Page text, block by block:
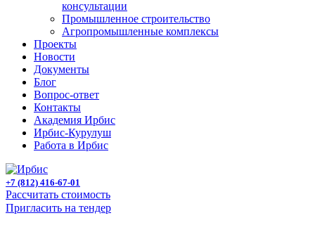
консультации
Промышленное строительство
Агропромышленные комплексы
Проекты
Новости
Документы
Блог
Вопрос-ответ
Контакты
Академия Ирбис
Ирбис-Курулуш
Работа в Ирбис
+7 (812) 416-67-01
Рассчитать стоимость
Пригласить на тендер